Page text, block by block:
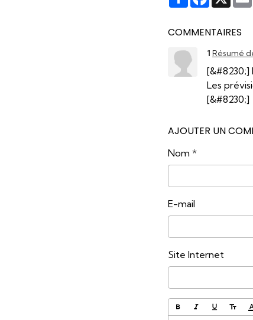
COMMENTAIRES
1 Résumé
[&#8230;]
Les
[&#8230;]
AJOUTER UN
Nom
E-mail
Site Internet